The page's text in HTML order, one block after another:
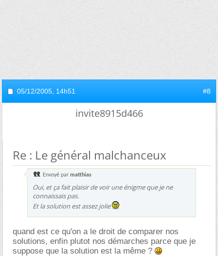
05/12/2005, 14h51 #8
invite8915d466
Re : Le général malchanceux
Envoyé par matthias
Oui, et ça fait plaisir de voir une énigme que je ne
connaissais pas.
Et la solution est assez jolie
quand est ce qu'on a le droit de comparer nos
solutions, enfin plutot nos démarches parce que je
suppose que la solution est la même ?